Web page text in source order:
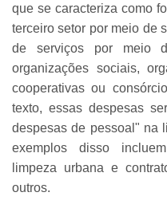
que se caracteriza como
terceiro setor por meio de
de serviços por meio
organizações sociais,
cooperativas ou
texto, essas despesas
despesas de pessoal" na
exemplos disso
limpeza urbana e
outros.